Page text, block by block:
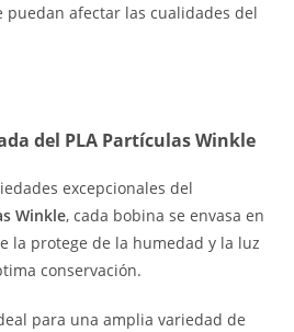
afectar las cualidades del
del PLA Partículas Winkle
excepcionales del
Winkle, cada bobina se envasa en
la protege de la humedad y la luz
conservación.
para una amplia variedad de